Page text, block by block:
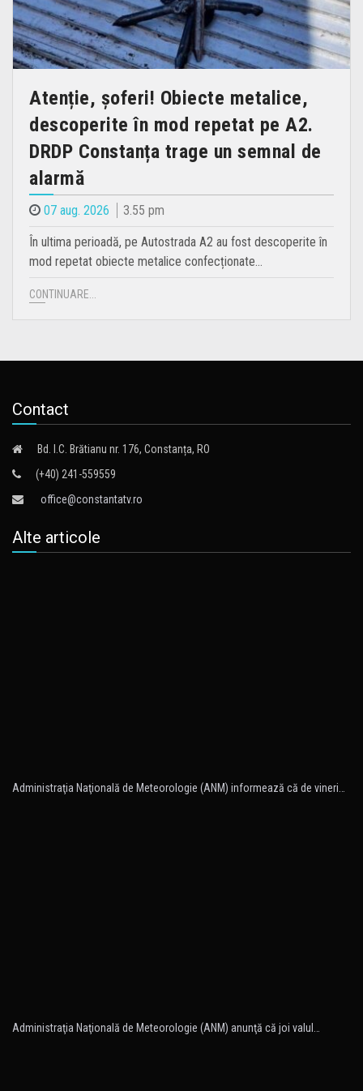
Atenție, șoferi! Obiecte metalice,
descoperite în mod repetat pe A2.
DRDP Constanța trage un semnal de
alarmă
07 aug. 2026 3.55 pm
În ultima perioadă, pe Autostrada A2 au fost descoperite în
mod repetat obiecte metalice confecționate…
CONTINUARE...
Contact
Bd. I.C. Brătianu nr. 176, Constanța, RO
(+40) 241-559559
office@constantatv.ro
Alte articole
Administraţia Naţională de Meteorologie (ANM) informează că de vineri…
Administraţia Naţională de Meteorologie (ANM) anunţă că joi valul…